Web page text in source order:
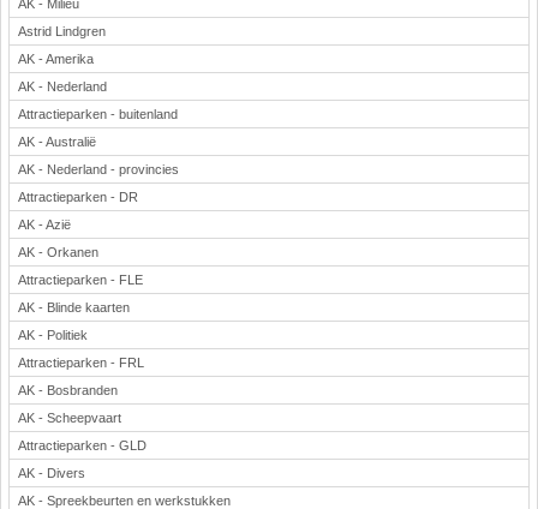
AK - Milieu
Astrid Lindgren
AK - Amerika
AK - Nederland
Attractieparken - buitenland
AK - Australië
AK - Nederland - provincies
Attractieparken - DR
AK - Azië
AK - Orkanen
Attractieparken - FLE
AK - Blinde kaarten
AK - Politiek
Attractieparken - FRL
AK - Bosbranden
AK - Scheepvaart
Attractieparken - GLD
AK - Divers
AK - Spreekbeurten en werkstukken